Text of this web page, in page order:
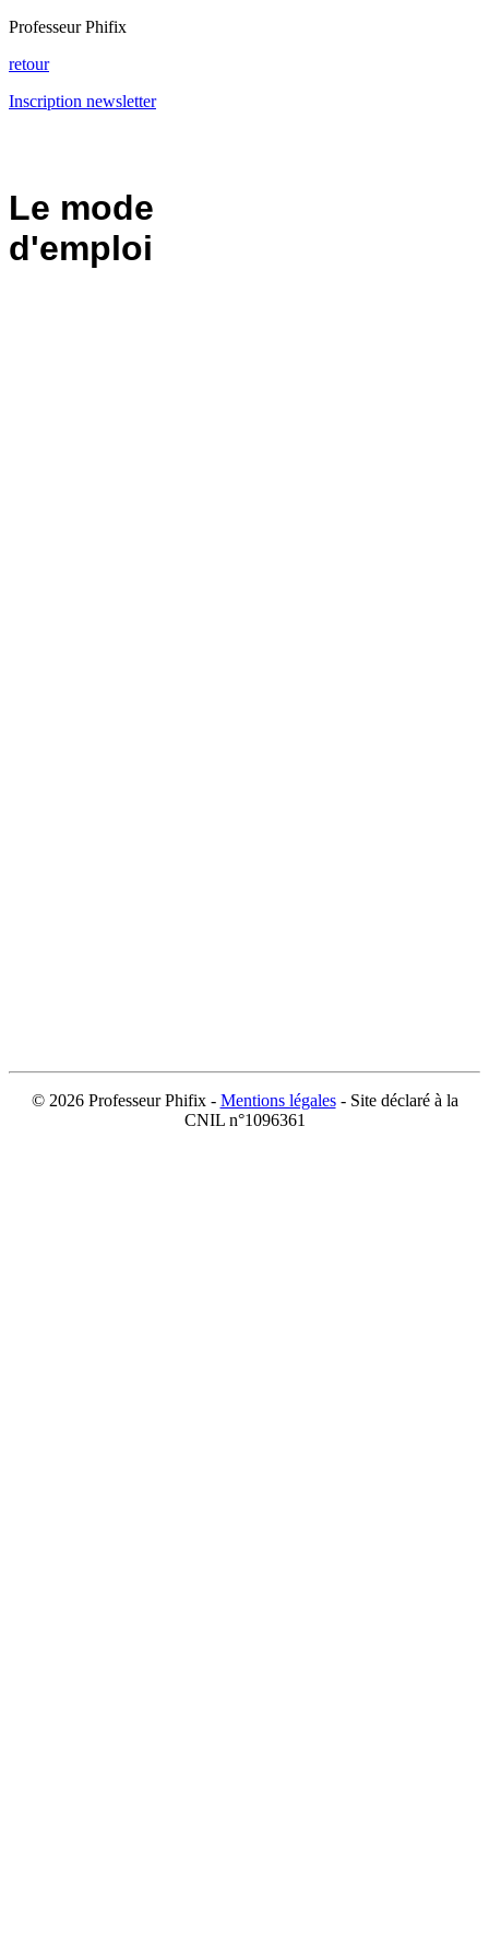
Professeur Phifix
retour
Inscription newsletter
Le mode
d'emploi
© 2026 Professeur Phifix - Mentions légales- Site déclaré à la
CNIL n°1096361